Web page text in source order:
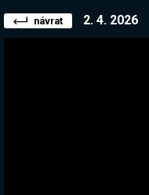
návrat 2. 4. 2026